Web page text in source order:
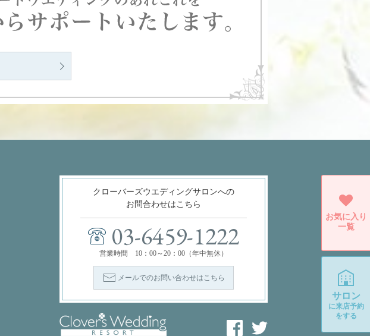
クローバーズウエディングサロンへの
お問合わせはこちら
03-6459-1222
営業時間 10：00～20：00（年中無休）
メールでのお問い合わせはこちら
お気に入り
一覧
サロン
に来店予約
をする